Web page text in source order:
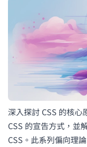
深入探討 CSS 的核
CSS 的宣告方式，並
CSS。此系列偏向理